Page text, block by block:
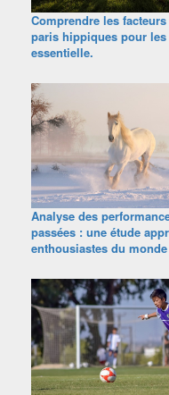
Comprendre les
paris hippiques pour
essentielle.
Analyse des
passées : une étude
enthousiastes du